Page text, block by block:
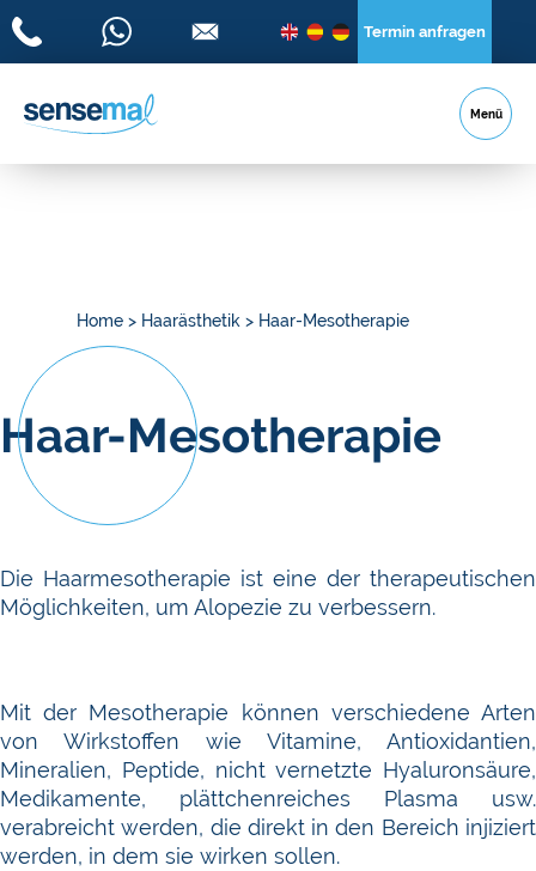
Termin anfragen
Menü
Home > Haarästhetik > Haar-Mesotherapie
Haar-Mesotherapie
Die Haarmesotherapie ist eine der therapeutischen
Möglichkeiten, um Alopezie zu verbessern.
Mit der Mesotherapie können verschiedene Arten
von Wirkstoffen wie Vitamine, Antioxidantien,
Mineralien, Peptide, nicht vernetzte Hyaluronsäure,
Medikamente, plättchenreiches Plasma usw.
verabreicht werden, die direkt in den Bereich injiziert
werden, in dem sie wirken sollen.